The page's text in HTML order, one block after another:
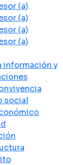
(a)
(a)
(a)
(a)
información y
social